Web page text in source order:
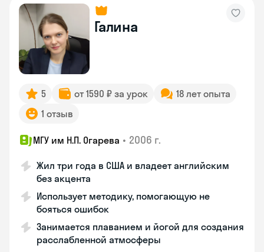
Галина
5 от 1590 ₽ за урок
18 лет опыта
1 отзыв
МГУ им Н.П. Огарева • 2006 г.
Жил три года в США и владеет английским
без акцента
Использует методику, помогающую не
бояться ошибок
Занимается плаванием и йогой для создания
расслабленной атмосферы